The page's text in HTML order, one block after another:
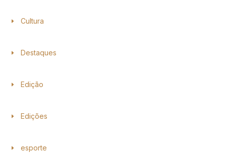
Cultura
Destaques
Edição
Edições
esporte